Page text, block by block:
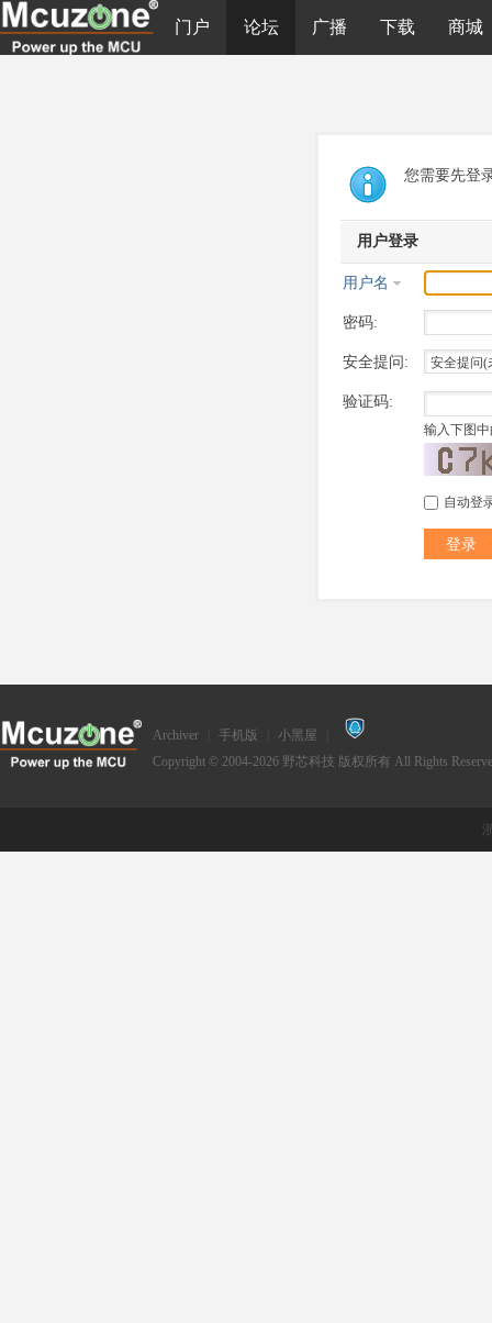
门户 论坛 广播 下载 商城
您需要先登
用户登录
用户名
密码:
安全提问:
验证码:
输入下图
自动登
登录
Archiver 手机版 小黑屋
Copyright © 2004-2026 野芯科技 版权所有 All Rights